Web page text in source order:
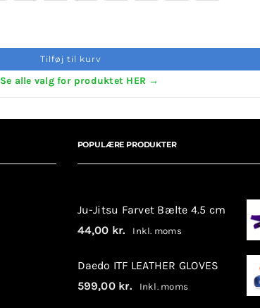
Tilføj til kurv
Se alle valg for produktet HER →
POPULÆRE PRODUKTER
Ju-Jitsu Farvet Bælte 4.5 cm
44,00 kr. Inkl. moms
Daedo ITF LEATHER GLOVES
599,00 kr. Inkl. moms